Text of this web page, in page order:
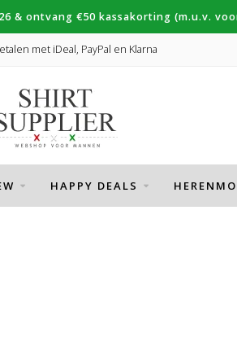
& ontvang €50 kassakorting (m.u.v.
met iDeal, PayPal en Klarna
HAPPY DEALS